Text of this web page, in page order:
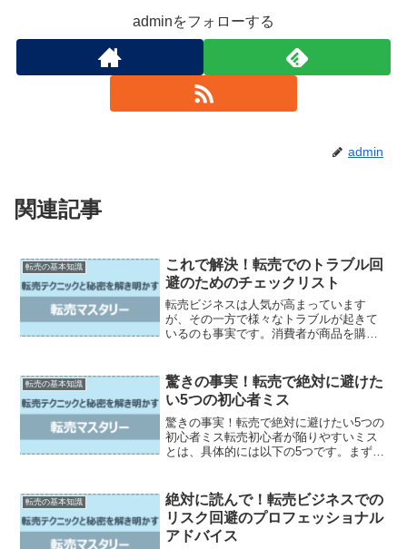
adminをフォローする
admin
関連記事
転売の基本知識
これで解決！転売でのトラブル回
避のためのチェックリスト
転売ビジネスは人気が高まっています
が、その一方で様々なトラブルが起きて
いるのも事実です。消費者が商品を購入
かもしれないというリスクもあります。
そこで、この記事では転売で...
転売の基本知識
驚きの事実！転売で絶対に避けた
い5つの初心者ミス
驚きの事実！転売で絶対に避けたい5つの
初心者ミス転売初心者が陥りやすいミス
とは、具体的には以下の5つです。まず、
り、高い需要を見込んで仕入れを行って
しまいます。しかし実際の...
転売の基本知識
絶対に読んで！転売ビジネスでの
リスク回避のプロフェッショナル
アドバイス